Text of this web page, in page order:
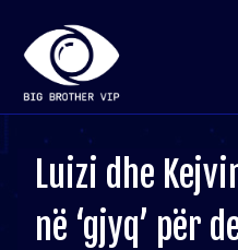
Luizi dhe
në ‘gjyq’ për